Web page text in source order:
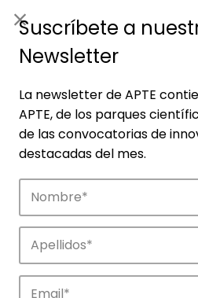
Suscríbete a
Newsletter
La newsletter de APTE
APTE, de los parques
de las convocatorias de
destacadas del mes.